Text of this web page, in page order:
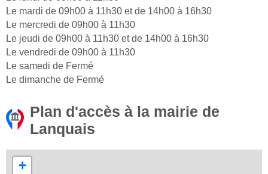
Le mardi de 09h00 à 11h30 et de 14h00 à 16h30
Le mercredi de 09h00 à 11h30
Le jeudi de 09h00 à 11h30 et de 14h00 à 16h30
Le vendredi de 09h00 à 11h30
Le samedi de Fermé
Le dimanche de Fermé
Plan d'accès à la mairie de
Lanquais
+